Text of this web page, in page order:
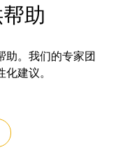
助
助。我们的专家团
建议。